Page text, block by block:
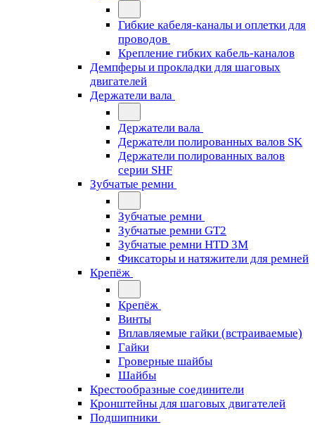
Гибкие кабеля-каналы и оплетки для
проводов
Крепление гибких кабель-каналов
Демпферы и прокладки для шаговых
двигателей
Держатели вала
Держатели вала
Держатели полированных валов SK
Держатели полированных валов
серии SHF
Зубчатые ремни
Зубчатые ремни
Зубчатые ремни GT2
Зубчатые ремни HTD 3M
Фиксаторы и натяжители для ремней
Крепёж
Крепёж
Винты
Вплавляемые гайки (встраиваемые)
Гайки
Гроверные шайбы
Шайбы
Крестообразные соединители
Кронштейны для шаговых двигателей
Подшипники